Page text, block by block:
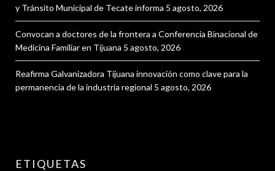
y Tránsito Municipal de Tecate informa 5 agosto, 2026
Convocan a doctores de la frontera a Conferencia Binacional de
Medicina Familiar en Tijuana 5 agosto, 2026
Reafirma Galvanizadora Tijuana innovación como clave para la
permanencia de la industria regional 5 agosto, 2026
ETIQUETAS